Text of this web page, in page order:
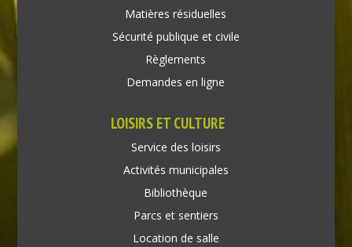
Matières résiduelles
Sécurité publique et civile
Règlements
Demandes en ligne
LOISIRS ET CULTURE
Service des loisirs
Activités municipales
Bibliothèque
Parcs et sentiers
Location de salle